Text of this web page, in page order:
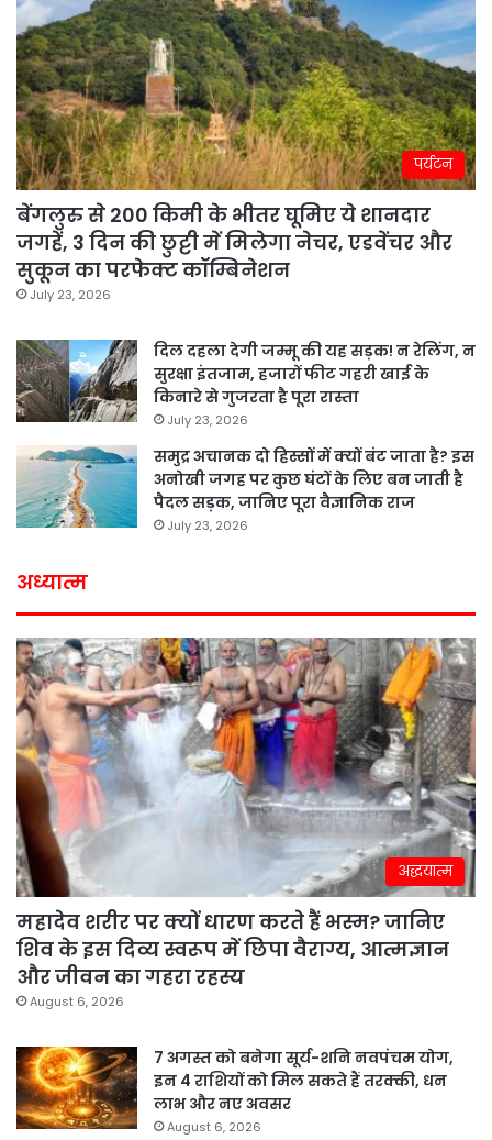
पर्यटन
बेंगलुरु से 200 किमी के भीतर घूमिए ये शानदार
जगहें, 3 दिन की छुट्टी में मिलेगा नेचर, एडवेंचर और
सुकून का परफेक्ट कॉम्बिनेशन
July 23, 2026
दिल दहला देगी जम्मू की यह सड़क! न रेलिंग, न
सुरक्षा इंतजाम, हजारों फीट गहरी खाई के
किनारे से गुजरता है पूरा रास्ता
July 23, 2026
समुद्र अचानक दो हिस्सों में क्यों बंट जाता है? इस
अनोखी जगह पर कुछ घंटों के लिए बन जाती है
पैदल सड़क, जानिए पूरा वैज्ञानिक राज
July 23, 2026
अध्यात्म
अद्धयात्म
महादेव शरीर पर क्यों धारण करते हैं भस्म? जानिए
शिव के इस दिव्य स्वरूप में छिपा वैराग्य, आत्मज्ञान
और जीवन का गहरा रहस्य
August 6, 2026
7 अगस्त को बनेगा सूर्य-शनि नवपंचम योग,
इन 4 राशियों को मिल सकते हैं तरक्की, धन
लाभ और नए अवसर
August 6, 2026